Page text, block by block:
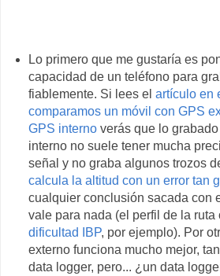
Lo primero que me gustaría es
capacidad de un teléfono para
fiablemente. Si lees el artículo en
comparamos un móvil con GPS
GPS internoverás que lo grabado
interno no suele tener mucha
señal y no graba algunos trozos
calcula la altitud con un error tan
cualquier conclusión sacada con
vale para nada (el perfil de la ruta
dificultad IBP, por ejemplo). Por
externo funciona mucho mejor,
data logger, pero... ¿un data